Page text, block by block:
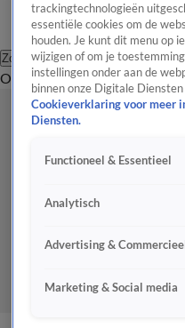
Zoeken
OverzichtEntertainment
trackingtechnologieën
essentiële cookies om de
houden. Je kunt dit menu op
wijzigen of om je
instellingen onder aan de
binnen onze Digitale
Cookieverklaring voor meer
Diensten.
Functioneel & Essentieel
Analytisch
Advertising & Commercieel
Marketing & Social media